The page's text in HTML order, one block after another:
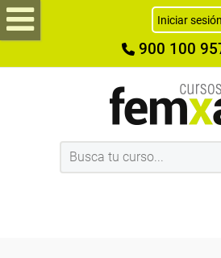
Iniciar sesión
900 100